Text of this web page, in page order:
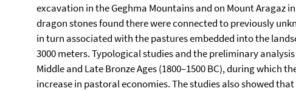
excavation in the Geghma Mountains and on Mount Aragaz
dragon stones found there were connected to previously
in turn associated with the pastures embedded into the
3000 meters. Typological studies and the preliminary
Middle and Late Bronze Ages (1800–1500 BC), during which
increase in pastoral economies. The studies also showed